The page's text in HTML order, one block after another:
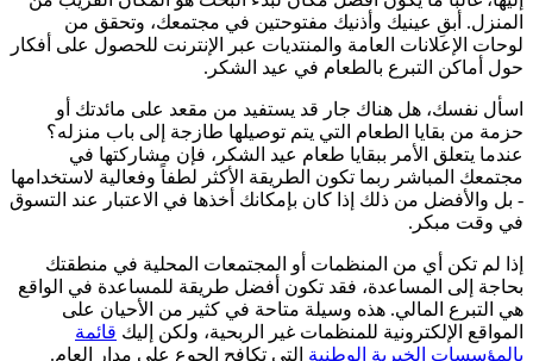
المنزل. أبقِ عينيك وأذنيك مفتوحتين في مجتمعك، وتحقق من
لوحات الإعلانات العامة والمنتديات عبر الإنترنت للحصول على أفكار
حول أماكن التبرع بالطعام في عيد الشكر.
اسأل نفسك، هل هناك جار قد يستفيد من مقعد على مائدتك أو
حزمة من بقايا الطعام التي يتم توصيلها طازجة إلى باب منزله؟
عندما يتعلق الأمر ببقايا طعام عيد الشكر، فإن مشاركتها في
مجتمعك المباشر ربما تكون الطريقة الأكثر لطفاً وفعالية لاستخدامها
- بل والأفضل من ذلك إذا كان بإمكانك أخذها في الاعتبار عند التسوق
في وقت مبكر.
إذا لم تكن أي من المنظمات أو المجتمعات المحلية في منطقتك
بحاجة إلى المساعدة، فقد تكون أفضل طريقة للمساعدة في الواقع
هي التبرع المالي. هذه وسيلة متاحة في كثير من الأحيان على
المواقع الإلكترونية للمنظمات غير الربحية، ولكن إليك قائمة
بالمؤسسات الخيرية الوطنية التي تكافح الجوع على مدار العام.